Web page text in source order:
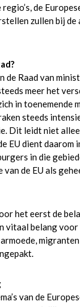
de
zullen bij de
Raad van
meer het
in
steeds
Dit leidt niet
EU dient daarom
in die
de EU als
het eerst de
vitaal belang
van de